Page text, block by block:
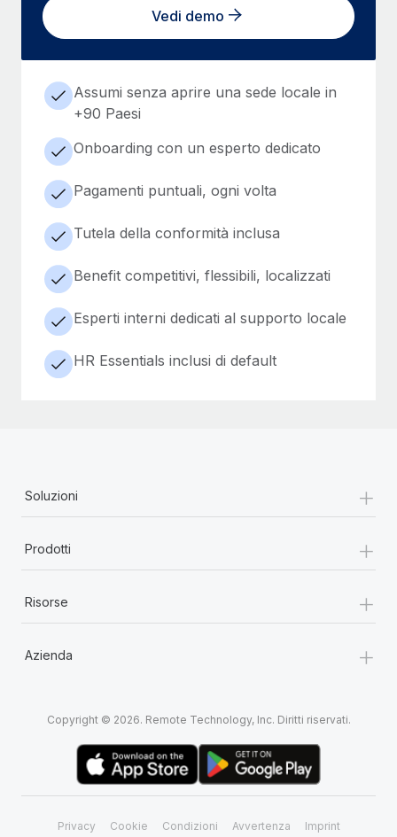
Vedi demo
Assumi senza aprire una sede locale in
+90 Paesi
Onboarding con un esperto dedicato
Pagamenti puntuali, ogni volta
Tutela della conformità inclusa
Benefit competitivi, flessibili, localizzati
Esperti interni dedicati al supporto locale
HR Essentials inclusi di default
Soluzioni +
Prodotti +
Risorse +
Azienda +
Copyright © 2026. Remote Technology, Inc. Diritti riservati.
Privacy Cookie Condizioni Avvertenza Imprint